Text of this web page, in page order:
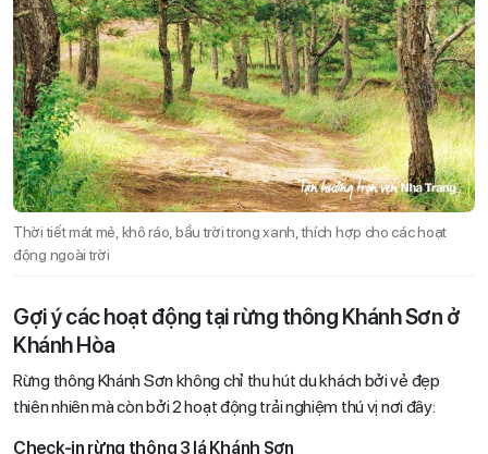
Thời tiết mát mẻ, khô ráo, bầu trời trong xanh, thích hợp cho các hoạt
động ngoài trời
Gợi ý các hoạt động tại rừng thông Khánh Sơn ở
Khánh Hòa
Rừng thông Khánh Sơn không chỉ thu hút du khách bởi vẻ đẹp
thiên nhiên mà còn bởi 2 hoạt động trải nghiệm thú vị nơi đây:
Check-in rừng thông 3 lá Khánh Sơn